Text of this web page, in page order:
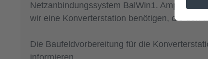
Netzanbindungssystem BalWin1. Amprion
wir eine Konverterstation benötigen, die den
Die Baufeldvorbereitung für die
informieren.